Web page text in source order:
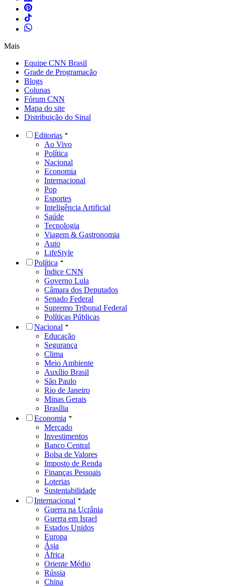
Mais
Equipe CNN Brasil
Grade de Programação
Blogs
Colunas
Fórum CNN
Mapa do site
Distribuição do Sinal
Editorias
Ao Vivo
Política
Nacional
Economia
Internacional
Pop
Esportes
Inteligência Artificial
Saúde
Tecnologia
Viagem & Gastronomia
Auto
LifeStyle
Política
Índice CNN
Governo Lula
Câmara dos Deputados
Senado Federal
Supremo Tribunal Federal
Políticas Públicas
Nacional
Educação
Segurança
Clima
Meio Ambiente
Auxílio Brasil
São Paulo
Rio de Janeiro
Minas Gerais
Brasília
Economia
Mercado
Investimentos
Banco Central
Bolsa de Valores
Imposto de Renda
Finanças Pessoais
Loterias
Sustentabilidade
Internacional
Guerra na Ucrânia
Guerra em Israel
Estados Unidos
Europa
Ásia
África
Oriente Médio
Rússia
China